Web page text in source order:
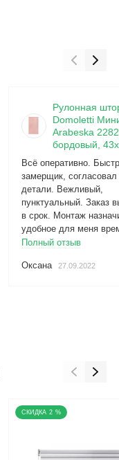
Рулонная
Domoletti
Arabeska 2282
бордовый,
Всё оперативно.
замерщик, согласовал
детали. Вежливый,
пунктуальный. Заказ
в срок. Монтаж
удобное для меня
Полный отзыв
Оксана 27.09.2022
2 %